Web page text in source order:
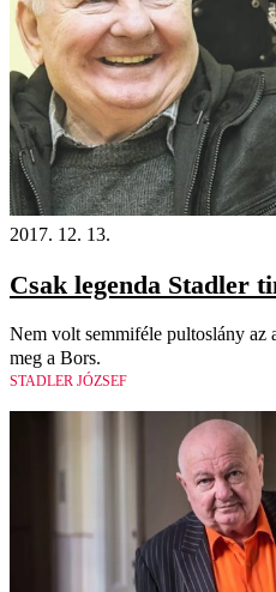
2017. 12. 13.
Csak legenda Stadler
Nem volt semmiféle pultoslány az
meg a Bors.
STADLER JÓZSEF